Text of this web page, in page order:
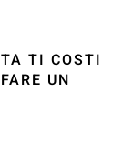
TI COSTI
UN